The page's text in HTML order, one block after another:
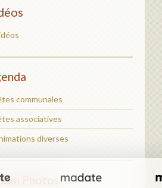
communales
associatives
diverses
Photos